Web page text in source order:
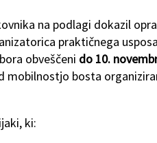
na podlagi dokazil
praktičnega
obveščeni do 10.
mobilnostjo bosta
ki: